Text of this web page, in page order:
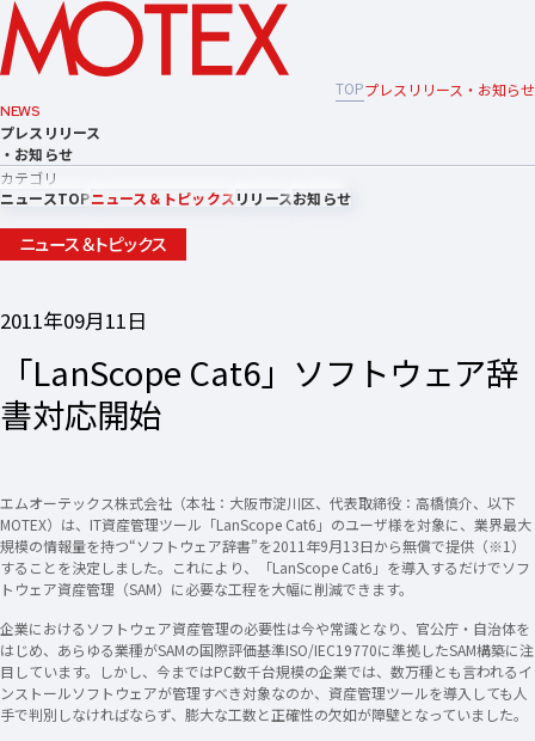
TOPプレスリリース・お知らせ
NEWS
プレスリリース
・お知らせ
カテゴリ
ニュースTOPニュース＆トピックスリリースお知らせ
ニュース＆トピックス
2011年09月11日
「LanScope Cat6」ソフトウェア辞
書対応開始
エムオーテックス株式会社（本社：大阪市淀川区、代表取締役：高橋慎介、以下
MOTEX）は、IT資産管理ツール「LanScope Cat6」のユーザ様を対象に、業界最大
規模の情報量を持つ“ソフトウェア辞書”を2011年9月13日から無償で提供（※1）
することを決定しました。これにより、「LanScope Cat6」を導入するだけでソフ
トウェア資産管理（SAM）に必要な工程を大幅に削減できます。
企業におけるソフトウェア資産管理の必要性は今や常識となり、官公庁・自治体を
はじめ、あらゆる業種がSAMの国際評価基準ISO/IEC19770に準拠したSAM構築に注
目しています。しかし、今まではPC数千台規模の企業では、数万種とも言われるイ
ンストールソフトウェアが管理すべき対象なのか、資産管理ツールを導入しても人
手で判別しなければならず、膨大な工数と正確性の欠如が障壁となっていました。